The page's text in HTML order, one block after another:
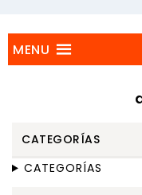
MENU
CATEGORÍAS
CATEGORÍAS